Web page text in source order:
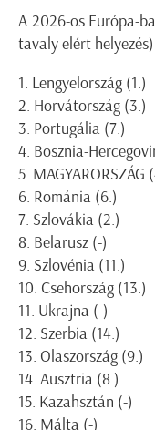
A 2026-os Európa-
tavaly elért
1. Lengyelország (1.)
2. Horvátország (3.)
3. Portugália (7.)
4. Bosznia-
5. MAGYARORSZÁG
6. Románia (6.)
7. Szlovákia (2.)
8. Belarusz (-)
9. Szlovénia (11.)
10. Csehország (13.)
11. Ukrajna (-)
12. Szerbia (14.)
13. Olaszország (9.)
14. Ausztria (8.)
15. Kazahsztán (-)
16. Málta (-)